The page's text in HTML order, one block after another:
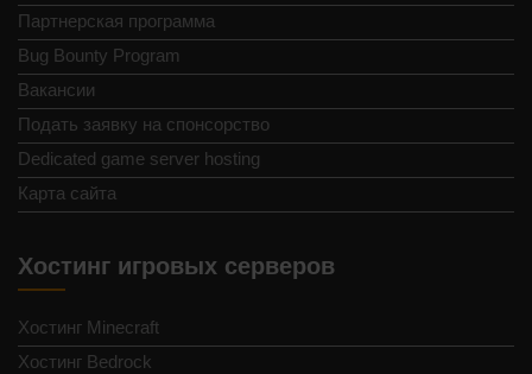
Партнерская программа
Bug Bounty Program
Вакансии
Подать заявку на спонсорство
Dedicated game server hosting
Карта сайта
Хостинг игровых серверов
Хостинг Minecraft
Хостинг Bedrock